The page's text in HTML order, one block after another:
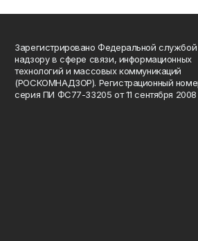
Зарегистрировано Федеральной службой
надзору в сфере связи, информационных
технологий и массовых коммуникаций
(РОСКОМНАДЗОР). Регистрационный
серия ПИ ФС77-33205 от 11 сентября 2008